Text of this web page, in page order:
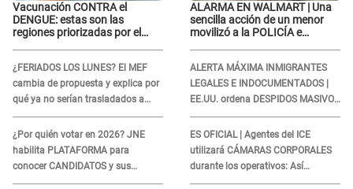
Vacunación CONTRA el
DENGUE: estas son las
regiones priorizadas por el
¿FERIADOS LOS LUNES? El MEF
cambia de propuesta y explica por
qué ya no serían trasladados a
viernes
¿Por quién votar en 2026? JNE
habilita PLATAFORMA para
conocer CANDIDATOS y sus
propuestas
ALARMA EN WALMART | Una
sencilla acción de un menor
movilizó a la POLICÍA e
ALERTA MÁXIMA INMIGRANTES
LEGALES E INDOCUMENTADOS |
EE.UU. ordena DESPIDOS MASIVOS
y DEPORTACIONES a estos
extranjeros
ES OFICIAL | Agentes del ICE
utilizará CÁMARAS CORPORALES
durante los operativos: Así
afectará a inmigrantes